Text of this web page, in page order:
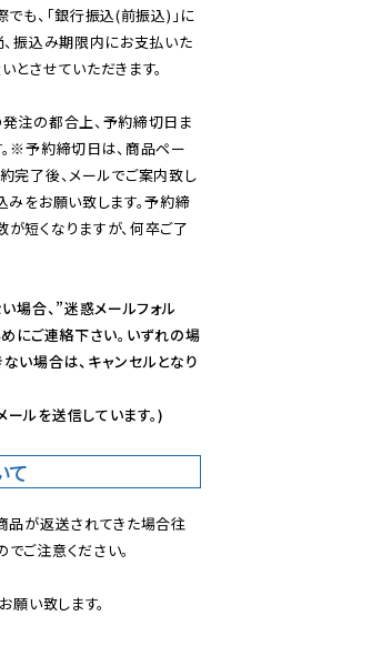
も、「銀行振込(前振込)」に
、振込み期限内にお支払いた
させていただきます。
注の都合上、予約締切日ま
※予約締切日は、商品ペー
完了後、メールでご案内致し
みをお願い致します。予約締
短くなりますが、何卒ご了
場合、”迷惑メールフォル
にご連絡下さい。いずれの場
い場合は、キャンセルとなり
ルを送信しています。)
て
品が返送されてきた場合往
ご注意ください。